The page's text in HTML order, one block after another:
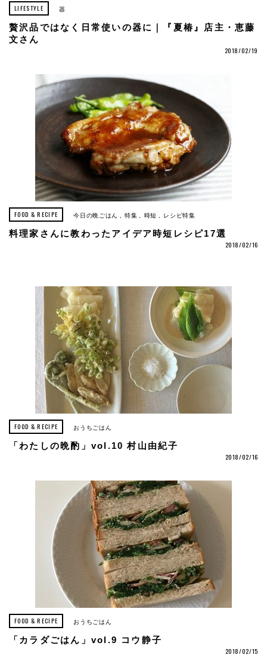
LIFESTYLE 器
贅沢品ではなく日常使いの器に｜『夏椿』店主・恵藤
文さん
2018/02/19
FOOD & RECIPE 今日の晩ごはん 特集 時短 レシピ特集
料理家さんに教わったアイデア時短レシピ17選
2018/02/16
FOOD & RECIPE おうちごはん
「わたしの晩酌」vol.10 村山由紀子
2018/02/16
FOOD & RECIPE おうちごはん
「カラダごはん」vol.9 コウ静子
2018/02/15